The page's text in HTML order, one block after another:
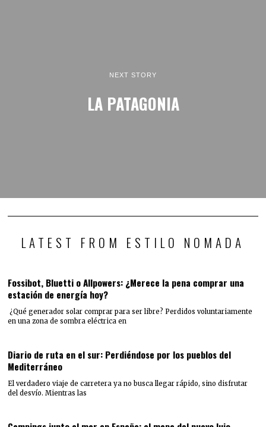
NEXT STORY
LA PATAGONIA
LATEST FROM ESTILO NOMADA
Fossibot, Bluetti o Allpowers: ¿Merece la pena comprar una
estación de energía hoy?
¿Qué generador solar comprar para ser libre? Perdidos voluntariamente
en una zona de sombra eléctrica en
Diario de ruta en el sur: Perdiéndose por los pueblos del
Mediterráneo
El verdadero viaje de carretera ya no busca llegar rápido, sino disfrutar
del desvío. Mientras las